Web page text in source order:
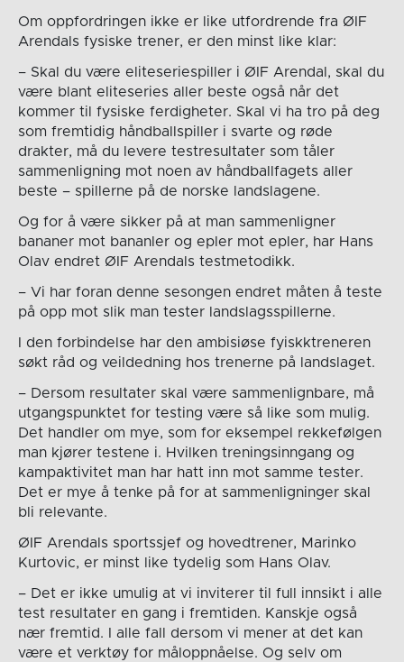
Om oppfordringen ikke er like utfordrende fra ØIF
Arendals fysiske trener, er den minst like klar:
– Skal du være eliteseriespiller i ØIF Arendal, skal du
være blant eliteseries aller beste også når det
kommer til fysiske ferdigheter. Skal vi ha tro på deg
som fremtidig håndballspiller i svarte og røde
drakter, må du levere testresultater som tåler
sammenligning mot noen av håndballfagets aller
beste – spillerne på de norske landslagene.
Og for å være sikker på at man sammenligner
bananer mot bananler og epler mot epler, har Hans
Olav endret ØIF Arendals testmetodikk.
– Vi har foran denne sesongen endret måten å teste
på opp mot slik man tester landslagsspillerne.
I den forbindelse har den ambisiøse fyiskktreneren
søkt råd og veildedning hos trenerne på landslaget.
– Dersom resultater skal være sammenlignbare, må
utgangspunktet for testing være så like som mulig.
Det handler om mye, som for eksempel rekkefølgen
man kjører testene i. Hvilken treningsinngang og
kampaktivitet man har hatt inn mot samme tester.
Det er mye å tenke på for at sammenligninger skal
bli relevante.
ØIF Arendals sportssjef og hovedtrener, Marinko
Kurtovic, er minst like tydelig som Hans Olav.
– Det er ikke umulig at vi inviterer til full innsikt i alle
test resultater en gang i fremtiden. Kanskje også
nær fremtid. I alle fall dersom vi mener at det kan
være et verktøy for måloppnåelse. Og selv om